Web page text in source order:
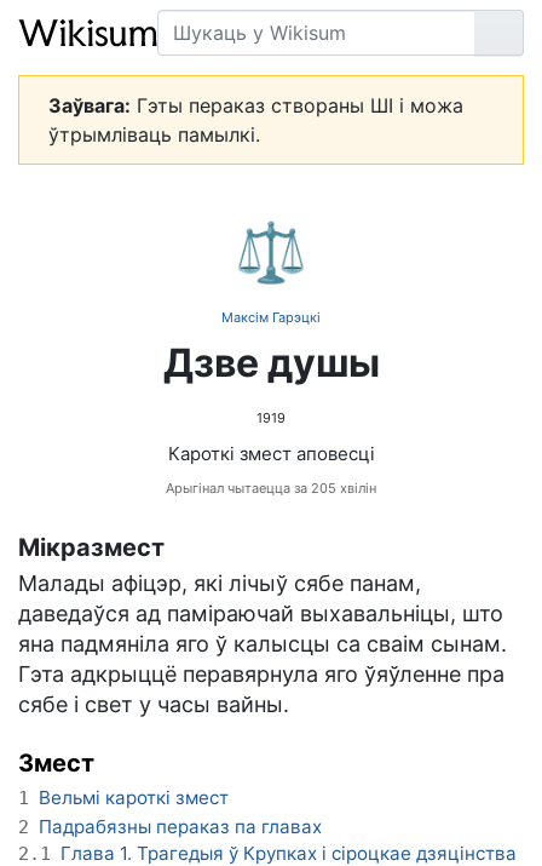
Пошук
Заўвага: Гэты пераказ створаны ШІ і можа
ўтрымліваць памылкі.
⚖️
Максім Гарэцкі
Дзве душы
1919
Кароткі змест аповесці
Арыгінал чытаецца за 205 хвілін
Мікразмест
Малады афіцэр, які лічыў сябе панам,
даведаўся ад паміраючай выхавальніцы, што
яна падмяніла яго ў калысцы са сваім сынам.
Гэта адкрыццё перавярнула яго ўяўленне пра
сябе і свет у часы вайны.
Змест
1 Вельмі кароткі змест
2 Падрабязны пераказ па главах
2.1
Глава 1. Трагедыя ў Крупках і сіроцкае дзяцінства